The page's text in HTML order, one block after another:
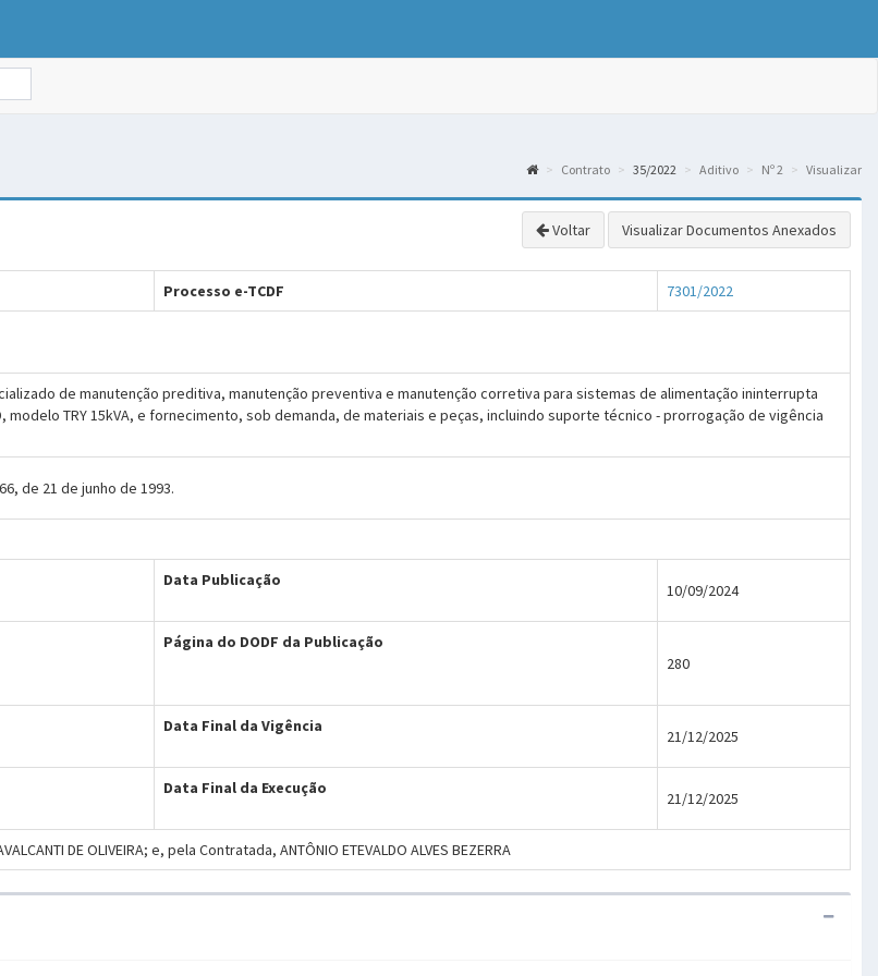
Contrato 35/2022 Aditivo Nº 2 Visualizar
Voltar Visualizar Documentos Anexados
Processo e-TCDF 7301/2022
de manutenção preditiva, manutenção preventiva e manutenção corretiva para sistemas de alimentação ininterrupta
modelo TRY 15kVA, e fornecimento, sob demanda, de materiais e peças, incluindo suporte técnico - prorrogação de vigência
de 21 de junho de 1993.
Data Publicação
10/09/2024
Página do DODF da Publicação
280
Data Final da Vigência
21/12/2025
Data Final da Execução
21/12/2025
DE OLIVEIRA; e, pela Contratada, ANTÔNIO ETEVALDO ALVES BEZERRA